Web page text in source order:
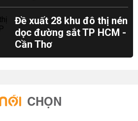
Đề xuất 28 khu đô thị nén
dọc đường sắt TP HCM -
Cần Thơ
CHỌN